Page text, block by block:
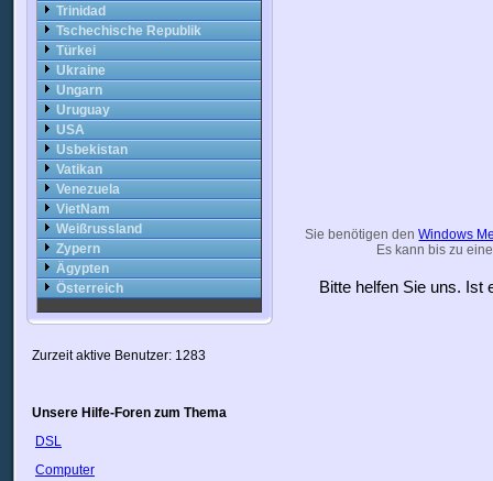
Trinidad
Tschechische Republik
Türkei
Ukraine
Ungarn
Uruguay
USA
Usbekistan
Vatikan
Venezuela
VietNam
Weißrussland
Zypern
Ägypten
Österreich
Sie benötigen denWindows
Es kann bis zu
Bitte helfen Sie uns.
Zurzeit aktive Benutzer: 1283
Unsere Hilfe-Foren zum Thema
DSL
Computer